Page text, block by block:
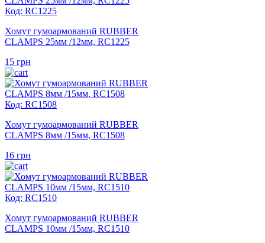
Код: RC1225
Хомут гумоармований RUBBER
CLAMPS 25мм /12мм, RC1225
15 грн
Код: RC1508
Хомут гумоармований RUBBER
CLAMPS 8мм /15мм, RC1508
16 грн
Код: RC1510
Хомут гумоармований RUBBER
CLAMPS 10мм /15мм, RC1510